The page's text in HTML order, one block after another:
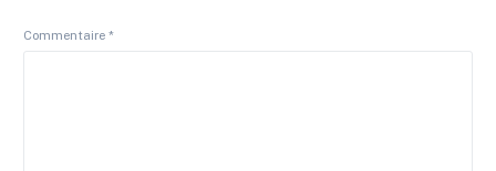
Commentaire*